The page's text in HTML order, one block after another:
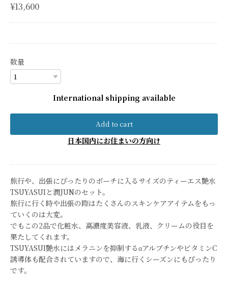
¥13,600
数量
International shipping available
Add to cart
日本国内にお住まいの方向け
旅行や、出張にぴったりのポーチに入るサイズのティーエス艶水
TSUYASUIと潤JUNのセット。
旅行に行く時や出張の際はたくさんのスキンケアアイテムをもっ
ていくのは大変。
でもこの2品で化粧水、高濃度美容液、乳液、クリームの役目を
果たしてくれます。
TSUYASUI艶水にはメラニンを抑制するαアルブチンやビタミンC
誘導体も配合されていますので、海に行くシーズンにもぴったり
です。